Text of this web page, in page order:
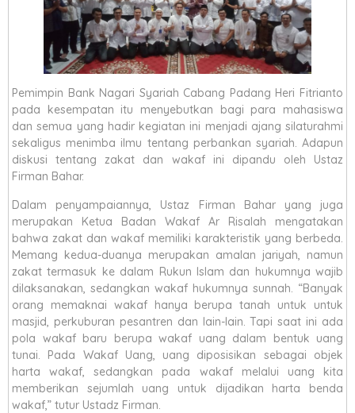
Pemimpin Bank Nagari Syariah Cabang Padang Heri Fitrianto
pada kesempatan itu menyebutkan bagi para mahasiswa
dan semua yang hadir kegiatan ini menjadi ajang silaturahmi
sekaligus menimba ilmu tentang perbankan syariah. Adapun
diskusi tentang zakat dan wakaf ini dipandu oleh Ustaz
Firman Bahar.
Dalam penyampaiannya, Ustaz Firman Bahar yang juga
merupakan Ketua Badan Wakaf Ar Risalah mengatakan
bahwa zakat dan wakaf memiliki karakteristik yang berbeda.
Memang kedua-duanya merupakan amalan jariyah, namun
zakat termasuk ke dalam Rukun Islam dan hukumnya wajib
dilaksanakan, sedangkan wakaf hukumnya sunnah. “Banyak
orang memaknai wakaf hanya berupa tanah untuk untuk
masjid, perkuburan pesantren dan lain-lain. Tapi saat ini ada
pola wakaf baru berupa wakaf uang dalam bentuk uang
tunai. Pada Wakaf Uang, uang diposisikan sebagai objek
harta wakaf, sedangkan pada wakaf melalui uang kita
memberikan sejumlah uang untuk dijadikan harta benda
wakaf,” tutur Ustadz Firman.